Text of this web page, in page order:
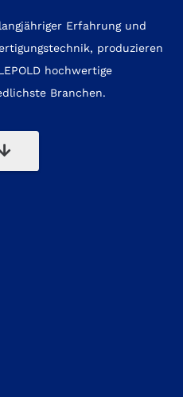
Erfahrung und
produzieren
hochwertige
Branchen.